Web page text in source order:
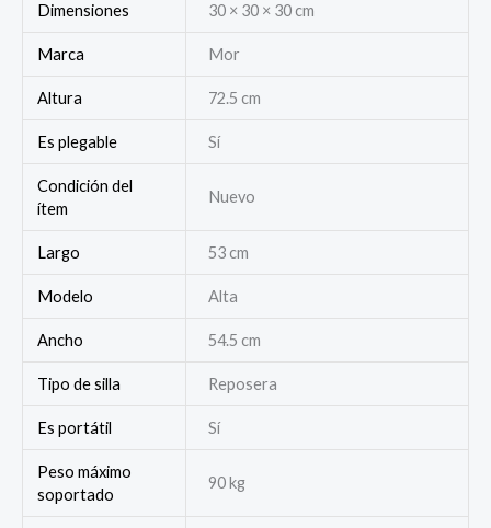
Dimensiones 30 × 30 × 30 cm
Marca Mor
Altura 72.5 cm
Es plegable Sí
Condición del
ítem
Nuevo
Largo 53 cm
Modelo Alta
Ancho 54.5 cm
Tipo de silla Reposera
Es portátil Sí
Peso máximo
soportado
90 kg